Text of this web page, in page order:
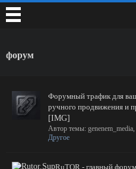
форум
Форумный трафик для
ручного продвижения и
[IMG]
Автор темы: genenem_media,
Другое
RuTOR - главный